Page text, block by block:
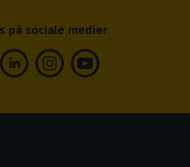
på sociale medier